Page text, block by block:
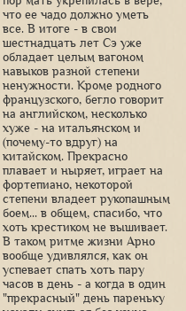
что ее чадо должно уметь
все. В итоге - в свои
шестнадцать лет Сэ уже
обладает целым вагоном
навыков разной степени
ненужности. Кроме родного
французского, бегло говорит
на английском, несколько
хуже - на итальянском и
(почему-то вдруг) на
китайском. Прекрасно
плавает и ныряет, играет на
фортепиано, некоторой
степени владеет рукопашным
боем... в общем, спасибо, что
хоть крестиком не вышивает.
В таком ритме жизни Арно
вообще удивлялся, как он
успевает спать хоть пару
часов в день - а когда в один
"прекрасный" день пареньку